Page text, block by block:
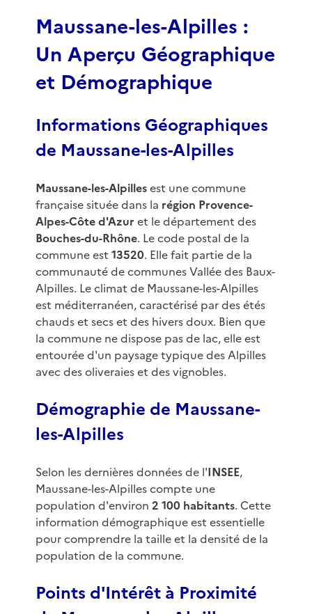
Maussane-les-Alpilles :
Un Aperçu Géographique
et Démographique
Informations Géographiques
de Maussane-les-Alpilles
Maussane-les-Alpillesest une commune
française située dans la région Provence-
Alpes-Côte d'Azur et le département des
Bouches-du-Rhône. Le code postal de la
commune est 13520. Elle fait partie de la
communauté de communes Vallée des Baux-
Alpilles. Le climat de Maussane-les-Alpilles
est méditerranéen, caractérisé par des étés
chauds et secs et des hivers doux. Bien que
la commune ne dispose pas de lac, elle est
entourée d'un paysage typique des Alpilles
avec des oliveraies et des vignobles.
Démographie de Maussane-
les-Alpilles
Selon les dernières données de l'INSEE,
Maussane-les-Alpilles compte une
population d'environ 2 100 habitants. Cette
information démographique est essentielle
pour comprendre la taille et la densité de la
population de la commune.
Points d'Intérêt à Proximité